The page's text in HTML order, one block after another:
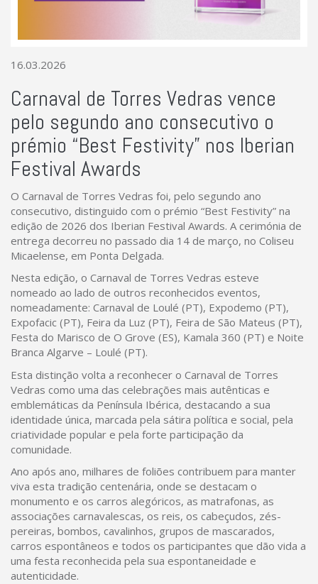
16.03.2026
Carnaval de Torres Vedras vence
pelo segundo ano consecutivo o
prémio “Best Festivity” nos Iberian
Festival Awards
O Carnaval de Torres Vedras foi, pelo segundo ano
consecutivo, distinguido com o prémio “Best Festivity” na
edição de 2026 dos Iberian Festival Awards. A cerimónia de
entrega decorreu no passado dia 14 de março, no Coliseu
Micaelense, em Ponta Delgada.
Nesta edição, o Carnaval de Torres Vedras esteve
nomeado ao lado de outros reconhecidos eventos,
nomeadamente: Carnaval de Loulé (PT), Expodemo (PT),
Expofacic (PT), Feira da Luz (PT), Feira de São Mateus (PT),
Festa do Marisco de O Grove (ES), Kamala 360 (PT) e Noite
Branca Algarve – Loulé (PT).
Esta distinção volta a reconhecer o Carnaval de Torres
Vedras como uma das celebrações mais autênticas e
emblemáticas da Península Ibérica, destacando a sua
identidade única, marcada pela sátira política e social, pela
criatividade popular e pela forte participação da
comunidade.
Ano após ano, milhares de foliões contribuem para manter
viva esta tradição centenária, onde se destacam o
monumento e os carros alegóricos, as matrafonas, as
associações carnavalescas, os reis, os cabeçudos, zés-
pereiras, bombos, cavalinhos, grupos de mascarados,
carros espontâneos e todos os participantes que dão vida a
uma festa reconhecida pela sua espontaneidade e
autenticidade.